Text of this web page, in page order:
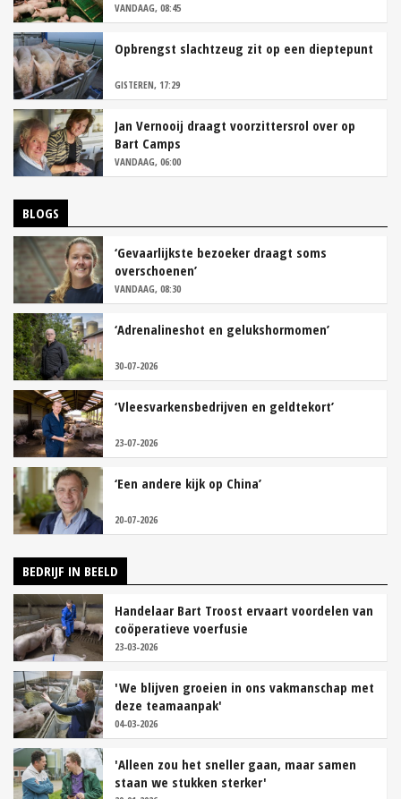
VANDAAG, 08:45
Opbrengst slachtzeug zit op een dieptepunt
GISTEREN, 17:29
Jan Vernooij draagt voorzittersrol over op
Bart Camps
VANDAAG, 06:00
BLOGS
‘Gevaarlijkste bezoeker draagt soms
overschoenen’
VANDAAG, 08:30
‘Adrenalineshot en gelukshormomen’
30-07-2026
‘Vleesvarkensbedrijven en geldtekort’
23-07-2026
‘Een andere kijk op China’
20-07-2026
BEDRIJF IN BEELD
Handelaar Bart Troost ervaart voordelen van
coöperatieve voerfusie
23-03-2026
'We blijven groeien in ons vakmanschap met
deze teamaanpak'
04-03-2026
'Alleen zou het sneller gaan, maar samen
staan we stukken sterker'